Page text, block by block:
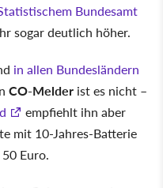
Bundesamt
sogar deutlich höher.
in allen Bundesländern
CO-Melder ist es nicht –
empfiehlt ihn aber
mit 10-Jahres-Batterie
Euro.